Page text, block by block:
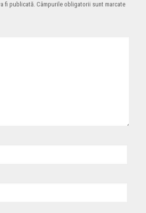
fi publicată. Câmpurile obligatorii sunt marcate